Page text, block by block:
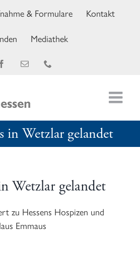
& Formulare
Kontakt
Mediathek
Facebook
E-
in Wetzlar gelandet
Wetzlar gelandet
zu Hessens Hospizen und
Emmaus